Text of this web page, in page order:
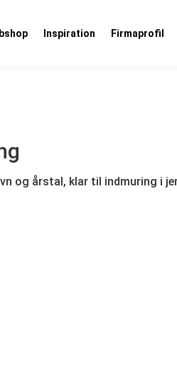
Inspiration Firmaprofil
og årstal, klar til indmuring i